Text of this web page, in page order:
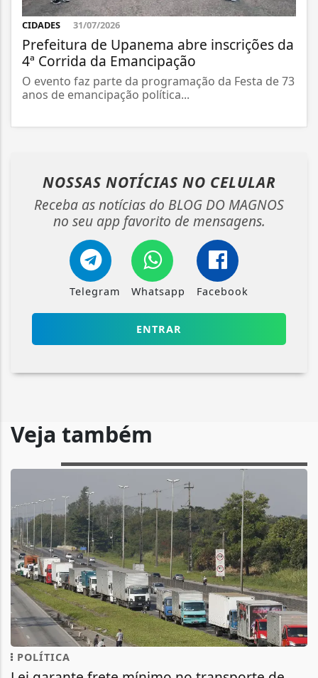
CIDADES 31/07/2026
Prefeitura de Upanema abre inscrições da
4ª Corrida da Emancipação
O evento faz parte da programação da Festa de 73
anos de emancipação política...
NOSSAS NOTÍCIAS NO CELULAR
Receba as notícias do BLOG DO MAGNOS
no seu app favorito de mensagens.
Telegram Whatsapp Facebook
ENTRAR
Veja também
POLÍTICA